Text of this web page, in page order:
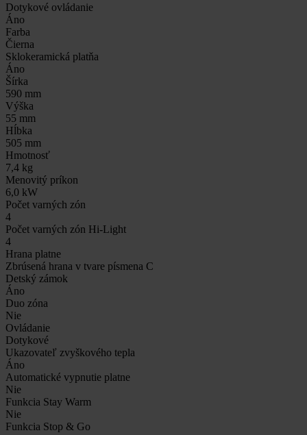
Dotykové ovládanie
Áno
Farba
Čierna
Sklokeramická platňa
Áno
Šírka
590 mm
Výška
55 mm
Hĺbka
505 mm
Hmotnosť
7,4 kg
Menovitý príkon
6,0 kW
Počet varných zón
4
Počet varných zón Hi-Light
4
Hrana platne
Zbrúsená hrana v tvare písmena C
Detský zámok
Áno
Duo zóna
Nie
Ovládanie
Dotykové
Ukazovateľ zvyškového tepla
Áno
Automatické vypnutie platne
Nie
Funkcia Stay Warm
Nie
Funkcia Stop & Go